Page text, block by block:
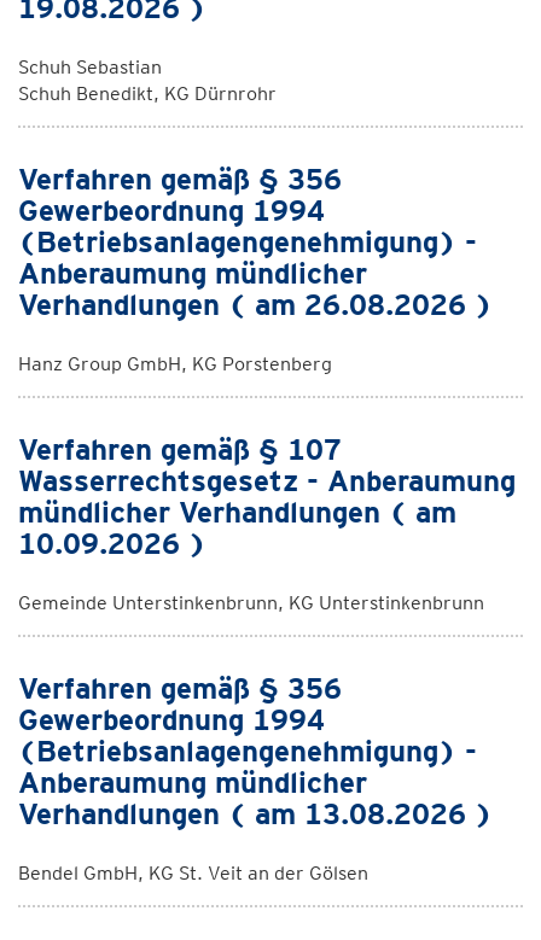
19.08.2026 )
Schuh Sebastian
Schuh Benedikt, KG Dürnrohr
Verfahren gemäß § 356
Gewerbeordnung 1994
(Betriebsanlagengenehmigung) -
Anberaumung mündlicher
Verhandlungen ( am 26.08.2026 )
Hanz Group GmbH, KG Porstenberg
Verfahren gemäß § 107
Wasserrechtsgesetz - Anberaumung
mündlicher Verhandlungen ( am
10.09.2026 )
Gemeinde Unterstinkenbrunn, KG Unterstinkenbrunn
Verfahren gemäß § 356
Gewerbeordnung 1994
(Betriebsanlagengenehmigung) -
Anberaumung mündlicher
Verhandlungen ( am 13.08.2026 )
Bendel GmbH, KG St. Veit an der Gölsen